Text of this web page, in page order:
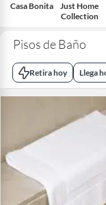
Casa Bonita
Just Home
Collection
Pisos de Baño
Retira hoy Llega